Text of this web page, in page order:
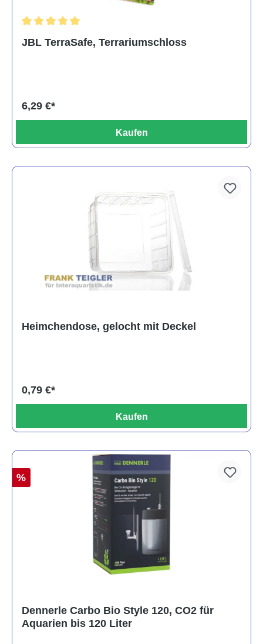
JBL TerraSafe, Terrariumschloss
6,29 €*
Kaufen
Heimchendose, gelocht mit Deckel
0,79 €*
Kaufen
%
Dennerle Carbo Bio Style 120, CO2 für
Aquarien bis 120 Liter